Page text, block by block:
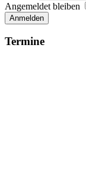
Angemeldet bleiben
Anmelden
Termine